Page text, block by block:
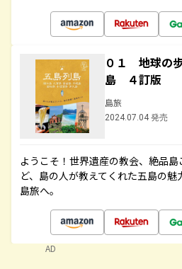
０１ 地球の
島 ４訂版
島旅
2024.07.04 発売
ようこそ！世界遺産の教会、絶品
ど、島の人が教えてくれた五島の魅
島旅へ。
AD